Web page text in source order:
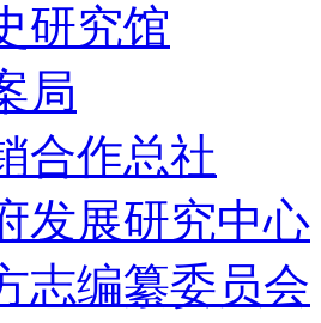
研究馆
局
合作总社
发展研究中心
志编纂委员会